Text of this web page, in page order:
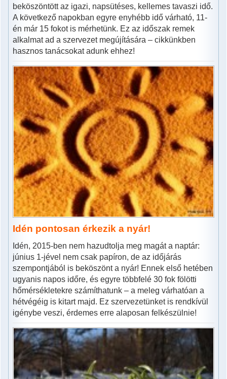
beköszöntött az igazi, napsütéses, kellemes tavaszi idő.
A következő napokban egyre enyhébb idő várható, 11-
én már 15 fokot is mérhetünk. Ez az időszak remek
alkalmat ad a szervezet megújítására – cikkünkben
hasznos tanácsokat adunk ehhez!
Idén pontosan érkezik a nyár!
Idén, 2015-ben nem hazudtolja meg magát a naptár:
június 1-jével nem csak papíron, de az időjárás
szempontjából is beköszönt a nyár! Ennek első hetében
ugyanis napos időre, és egyre többfelé 30 fok fölötti
hőmérsékletekre számíthatunk – a meleg várhatóan a
hétvégéig is kitart majd. Ez szervezetünket is rendkívül
igénybe veszi, érdemes erre alaposan felkészülnie!